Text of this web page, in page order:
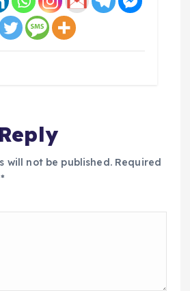
will not be published. Required
*